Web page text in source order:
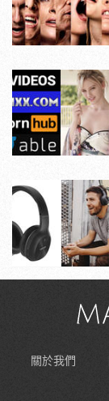
關於我們